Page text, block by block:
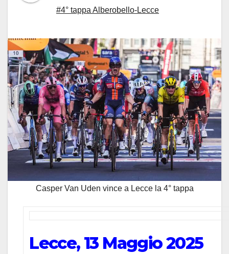
#4° tappa Alberobello-Lecce
Casper Van Uden vince a Lecce la 4° tappa
Lecce, 13 Maggio 2025